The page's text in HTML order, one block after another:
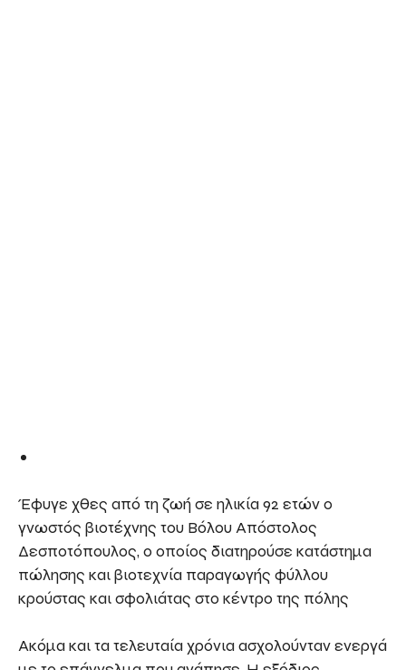
Έφυγε χθες από τη ζωή σε ηλικία 92 ετών ο
γνωστός βιοτέχνης του Βόλου Απόστολος
Δεσποτόπουλος, ο οποίος διατηρούσε κατάστημα
πώλησης και βιοτεχνία παραγωγής φύλλου
κρούστας και σφολιάτας στο κέντρο της πόλης
Ακόμα και τα τελευταία χρόνια ασχολούνταν ενεργά